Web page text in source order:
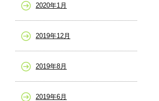
2020年1月
2019年12月
2019年8月
2019年6月